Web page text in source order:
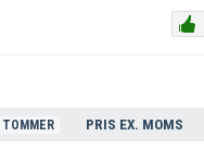
TOMMER PRIS EX. MOMS